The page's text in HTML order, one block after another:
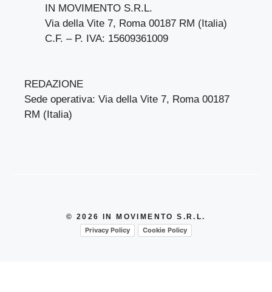
IN MOVIMENTO S.R.L.
Via della Vite 7, Roma 00187 RM (Italia)
C.F. – P. IVA: 15609361009
REDAZIONE
Sede operativa: Via della Vite 7, Roma 00187
RM (Italia)
© 2026 IN MOVIMENTO S.R.L.
Privacy Policy
Cookie Policy